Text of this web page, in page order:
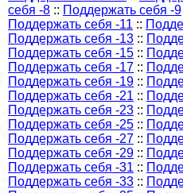
себя -8 :: Поддержать себя -9
Поддержать себя -11 ::
Поддержать себя -13 ::
Поддержать себя -15 ::
Поддержать себя -17 ::
Поддержать себя -19 ::
Поддержать себя -21 ::
Поддержать себя -23 ::
Поддержать себя -25 ::
Поддержать себя -27 ::
Поддержать себя -29 ::
Поддержать себя -31 ::
Поддержать себя -33 ::